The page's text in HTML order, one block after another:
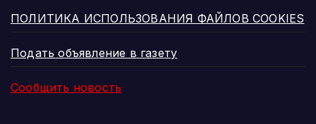
ПОЛИТИКА ИСПОЛЬЗОВАНИЯ ФАЙЛОВ COOKIES
Подать объявление в газету
Сообщить новость